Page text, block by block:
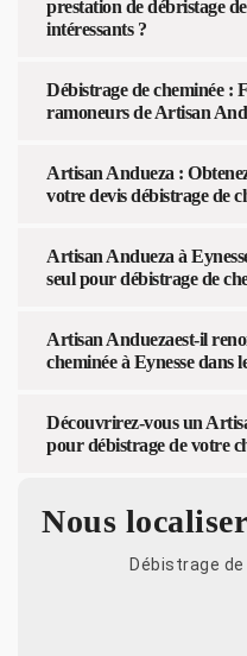
prestation de débristage
intéressants ?
Débistrage de cheminée :
ramoneurs de Artisan
Artisan Andueza :
votre devis débistrage de
Artisan Andueza à
seul pour débistrage de
Artisan Anduezaest-il
cheminée à Eynesse dans
Découvrirez-vous un
pour débistrage de votre
Nous localiser
Débistrage